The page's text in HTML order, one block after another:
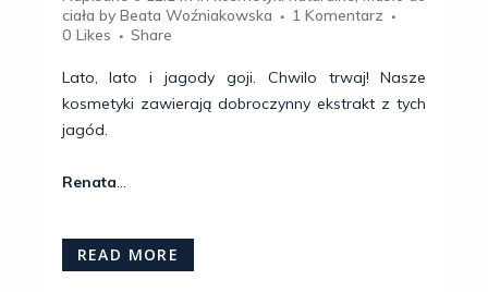
ciała by Beata Woźniakowska
1 Komentarz
0 Likes Share
Lato, lato i jagody goji. Chwilo trwaj! Nasze
kosmetyki zawierają dobroczynny ekstrakt z tych
jagód.
Renata...
READ MORE